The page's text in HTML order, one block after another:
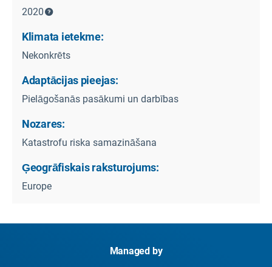
2020
Klimata ietekme:
Nekonkrēts
Adaptācijas pieejas:
Pielāgošanās pasākumi un darbības
Nozares:
Katastrofu riska samazināšana
Ģeogrāfiskais raksturojums:
Europe
Managed by